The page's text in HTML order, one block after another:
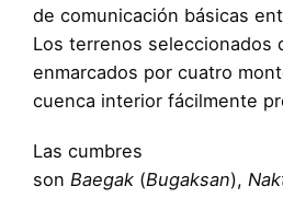
de comunicación básicas
Los terrenos seleccionados
enmarcados por cuatro
cuenca interior fácilmente
Las cumbres
son Baegak (Bugaksan),